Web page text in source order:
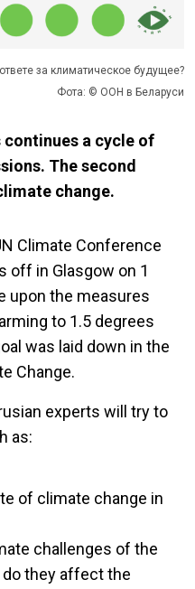
за климатическое будущее?
Фота: © ООН в Беларуси
continues a cycle of
The second
change.
Climate Conference
off in Glasgow on 1
upon the measures
to 1.5 degrees
was laid down in the
Change.
experts will try to
as:
of climate change in
challenges of the
do they affect the